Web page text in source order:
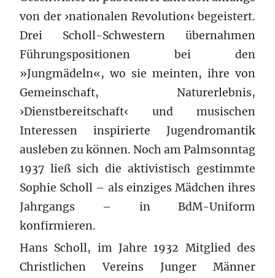
von der ›nationalen Revolution‹ begeistert.
Drei Scholl-Schwestern übernahmen
Führungspositionen bei den
»Jungmädeln«, wo sie meinten, ihre von
Gemeinschaft, Naturerlebnis,
›Dienstbereitschaft‹ und musischen
Interessen inspirierte Jugendromantik
ausleben zu können. Noch am Palmsonntag
1937 ließ sich die aktivistisch gestimmte
Sophie Scholl – als einziges Mädchen ihres
Jahrgangs – in BdM-Uniform
konfirmieren.
Hans Scholl, im Jahre 1932 Mitglied des
Christlichen Vereins Junger Männer